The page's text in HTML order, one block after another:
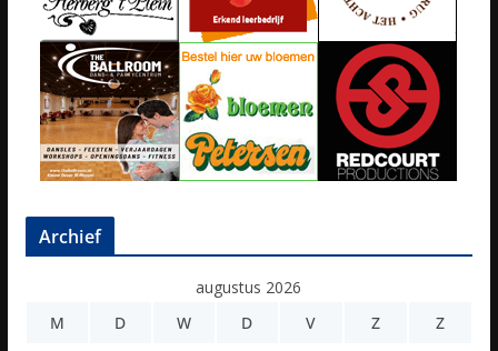
Archief
augustus 2026
M
D W D V Z Z